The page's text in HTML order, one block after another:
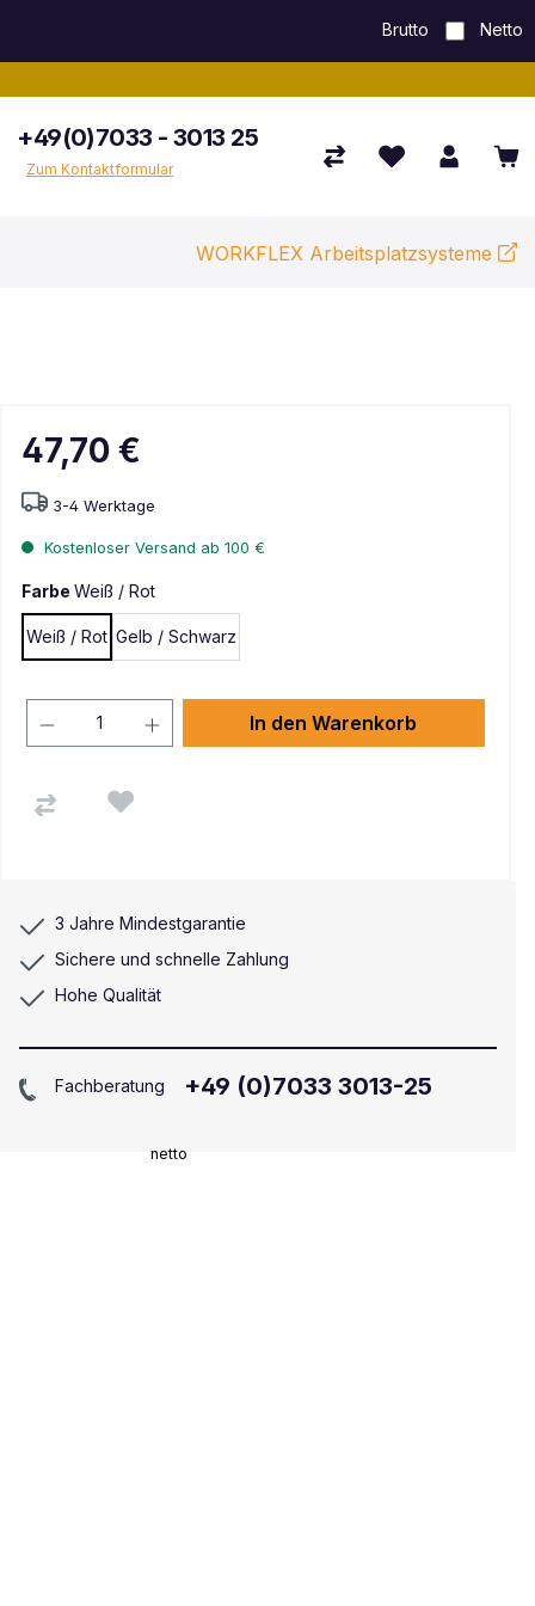
Brutto Netto
+49(0)7033 - 3013 25
Zum Kontaktformular
WORKFLEX Arbeitsplatzsysteme
47,70 €
netto
3-4 Werktage
Kostenloser Versand ab 100 €
Farbe Weiß / Rot
Weiß / Rot Gelb / Schwarz
In den Warenkorb
3 Jahre Mindestgarantie
Sichere und schnelle Zahlung
Hohe Qualität
Fachberatung +49 (0)7033 3013-25